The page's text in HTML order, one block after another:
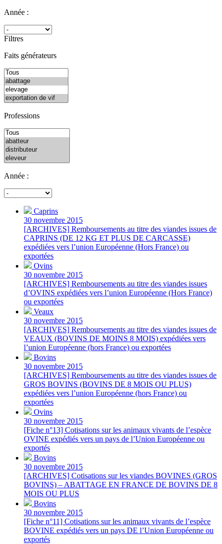
Année :
Filtres
Faits générateurs
Professions
Année :
Caprins
30 novembre 2015
[ARCHIVES] Remboursements au titre des viandes issues de
CAPRINS (DE 12 KG ET PLUS DE CARCASSE)
expédiées vers l’union Européenne (Hors France) ou
exportées
Ovins
30 novembre 2015
[ARCHIVES] Remboursements au titre des viandes issues
d’OVINS expédiées vers l’union Européenne (Hors France)
ou exportées
Veaux
30 novembre 2015
[ARCHIVES] Remboursements au titre des viandes issues de
VEAUX (BOVINS DE MOINS 8 MOIS) expédiées vers
l’union Européenne (hors France) ou exportées
Bovins
30 novembre 2015
[ARCHIVES] Remboursements au titre des viandes issues de
GROS BOVINS (BOVINS DE 8 MOIS OU PLUS)
expédiées vers l’union Européenne (hors France) ou
exportées
Ovins
30 novembre 2015
[Fiche n°13] Cotisations sur les animaux vivants de l’espèce
OVINE expédiés vers un pays de l’Union Européenne ou
exportés
Bovins
30 novembre 2015
[ARCHIVES] Cotisations sur les viandes BOVINES (GROS
BOVINS) – ABATTAGE EN FRANCE DE BOVINS DE 8
MOIS OU PLUS
Bovins
30 novembre 2015
[Fiche n°11] Cotisations sur les animaux vivants de l’espèce
BOVINE expédiés vers un pays DE l’Union Européenne ou
exportés